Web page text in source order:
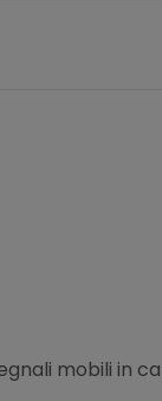
mobili in